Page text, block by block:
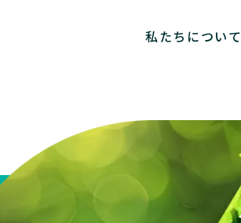
私たちについて